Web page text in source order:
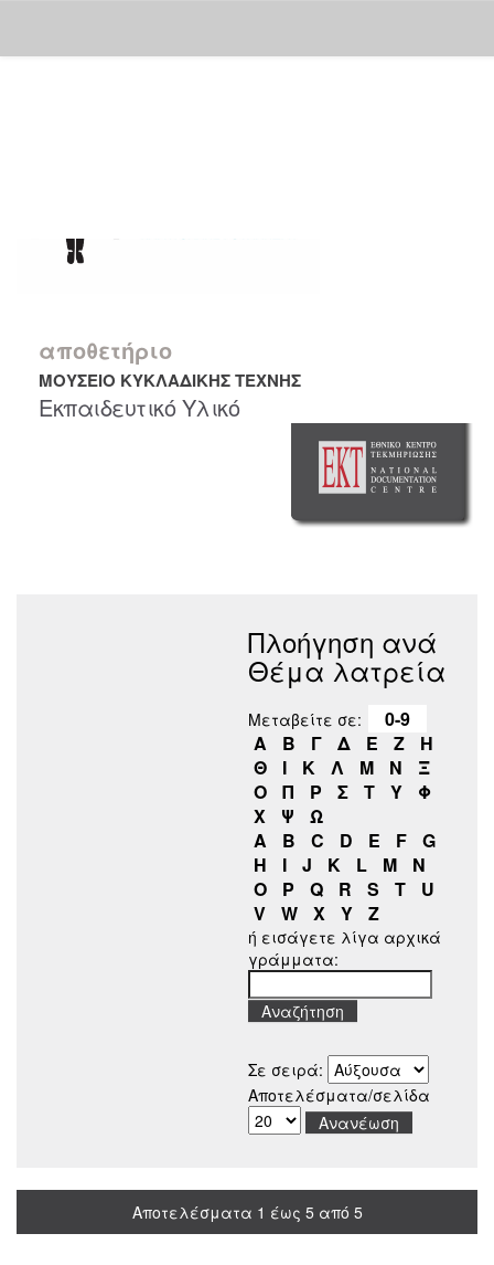
αποθετήριο
ΜΟΥΣΕΙΟ ΚΥΚΛΑΔΙΚΗΣ ΤΕΧΝΗΣ
Εκπαιδευτικό Υλικό
Πλοήγηση ανά
Θέμα λατρεία
Μεταβείτε σε:
0-9
Α
Β Γ Δ Ε Ζ
Η
Θ
Ι Κ Λ Μ Ν
Ξ
Ο
Π Ρ Σ Τ Υ
Φ
Χ
Ψ
Ω
A
B C D E F
G
H
I J K L M
N
O
P Q R S T
U
V
W X Y Z
ή εισάγετε λίγα αρχικά
γράμματα:
Σε σειρά:
Αποτελέσματα/σελίδα
Αποτελέσματα 1 έως 5 από 5